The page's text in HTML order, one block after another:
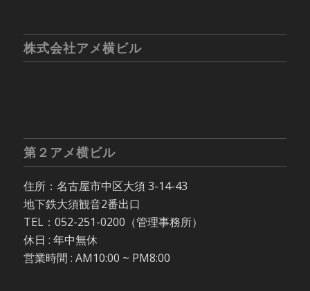
株式会社アメ横ビル
第２アメ横ビル
住所：名古屋市中区大須 3-14-43
地下鉄大須観音2番出口
TEL：052-251-0200（管理事務所）
休日 : 年中無休
営業時間 : AM10:00 ~ PM8:00